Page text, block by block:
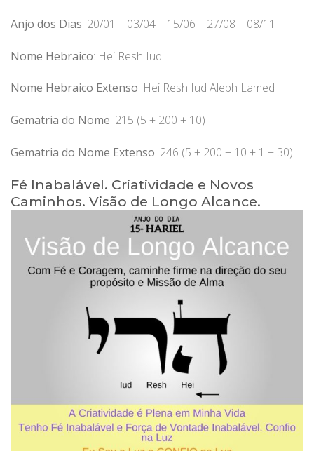
Anjo dos Dias: 20/01 – 03/04 – 15/06 – 27/08 – 08/11
Nome Hebraico: Hei Resh Iud
Nome Hebraico Extenso: Hei Resh Iud Aleph Lamed
Gematria do Nome: 215 (5 + 200 + 10)
Gematria do Nome Extenso: 246 (5 + 200 + 10 + 1 + 30)
Fé Inabalável. Criatividade e Novos
Caminhos. Visão de Longo Alcance.